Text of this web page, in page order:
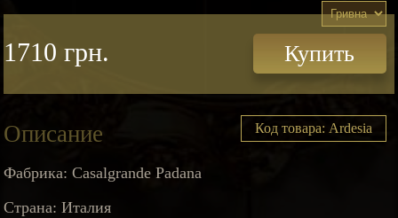
1710 грн. Купить
Описание Код товара: Ardesia
Фабрика: Casalgrande Padana
Страна: Италия